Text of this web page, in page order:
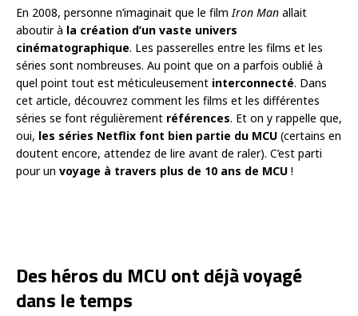
En 2008, personne n’imaginait que le filmIron Man allait
aboutir à la création d’un vaste univers
cinématographique. Les passerelles entre les films et les
séries sont nombreuses. Au point que on a parfois oublié à
quel point tout est méticuleusement interconnecté. Dans
cet article, découvrez comment les films et les différentes
séries se font régulièrement références. Et on y rappelle que,
oui, les séries Netflix font bien partie du MCU (certains en
doutent encore, attendez de lire avant de raler). C’est parti
pour un voyage à travers plus de 10 ans de MCU !
Des héros du MCU ont déjà voyagé
dans le temps